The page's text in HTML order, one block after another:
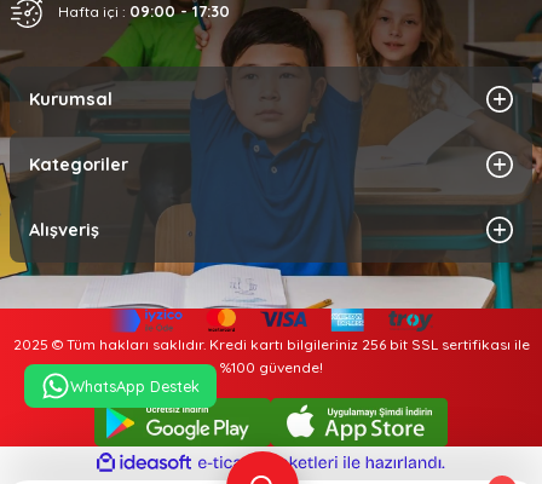
Hafta içi : 09:00 - 17:30
Kurumsal
Kategoriler
Alışveriş
2025 © Tüm hakları saklıdır. Kredi kartı bilgileriniz 256 bit SSL sertifikası ile
%100 güvende!
WhatsApp Destek
ideasoft
e-
ticaret
hazırlandı.